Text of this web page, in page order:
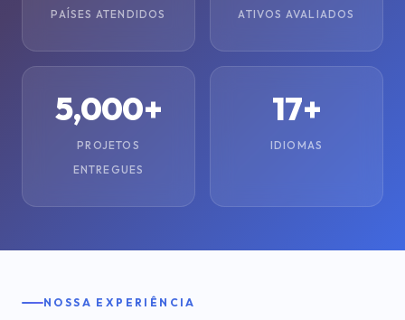
PAÍSES ATENDIDOS ATIVOS AVALIADOS
5,000+
PROJETOS
ENTREGUES
17+
IDIOMAS
NOSSA EXPERIÊNCIA